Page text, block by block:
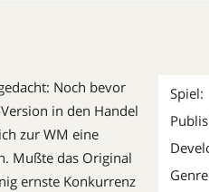
Spiel:
Noch bevor
in den Handel
zur WM eine
Mußte das Original
ernste Konkurrenz